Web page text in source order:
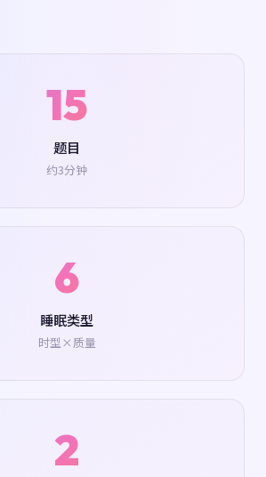
15
题目
约3分钟
6
睡眠类型
时型×质量
2